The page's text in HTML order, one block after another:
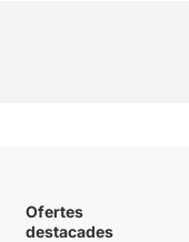
Ofertes
destacades